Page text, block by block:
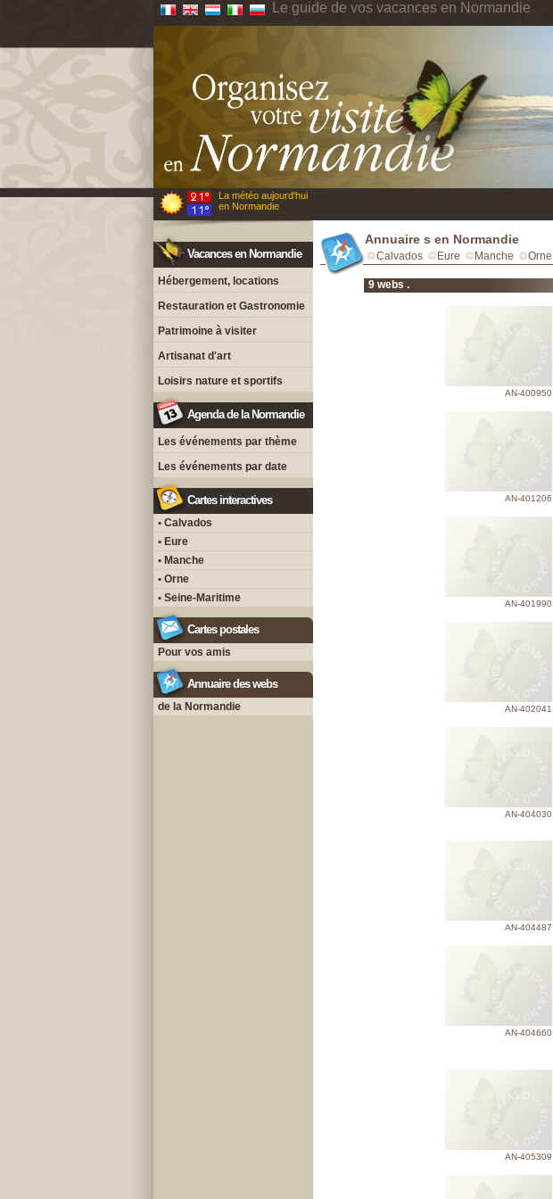
Le guide de vos vacances en Normandie
La météo aujourd'hui
en Normandie
Vacances en Normandie
Hébergement, locations
Restauration et Gastronomie
Patrimoine à visiter
Artisanat d'art
Loisirs nature et sportifs
Agenda de la Normandie
Les événements par thème
Les événements par date
Cartes interactives
• Calvados
• Eure
• Manche
• Orne
• Seine-Maritime
Cartes postales
Pour vos amis
Annuaire des webs
de la Normandie
Annuaire s en Normandie
Calvados Eure Manche Orne
9 webs .
AN-400950
AN-401206
AN-401990
AN-402041
AN-404030
AN-404487
AN-404660
AN-405309